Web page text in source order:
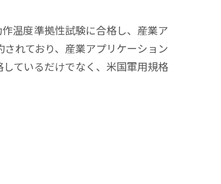
温度準拠性試験に合格し、産業ア
れており、産業アプリケーション
ているだけでなく、米国軍用規格